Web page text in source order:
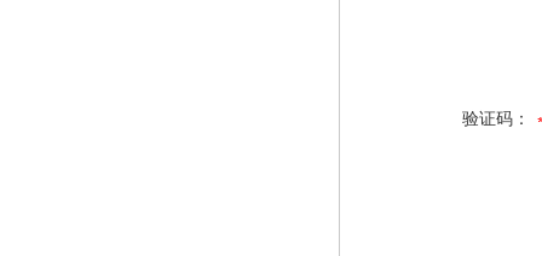
验证码：